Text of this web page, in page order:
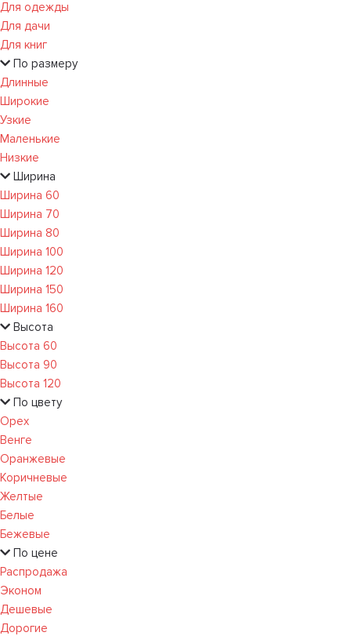
Для одежды
Для дачи
Для книг
По размеру
Длинные
Широкие
Узкие
Маленькие
Низкие
Ширина
Ширина 60
Ширина 70
Ширина 80
Ширина 100
Ширина 120
Ширина 150
Ширина 160
Высота
Высота 60
Высота 90
Высота 120
По цвету
Орех
Венге
Оранжевые
Коричневые
Желтые
Белые
Бежевые
По цене
Распродажа
Эконом
Дешевые
Дорогие